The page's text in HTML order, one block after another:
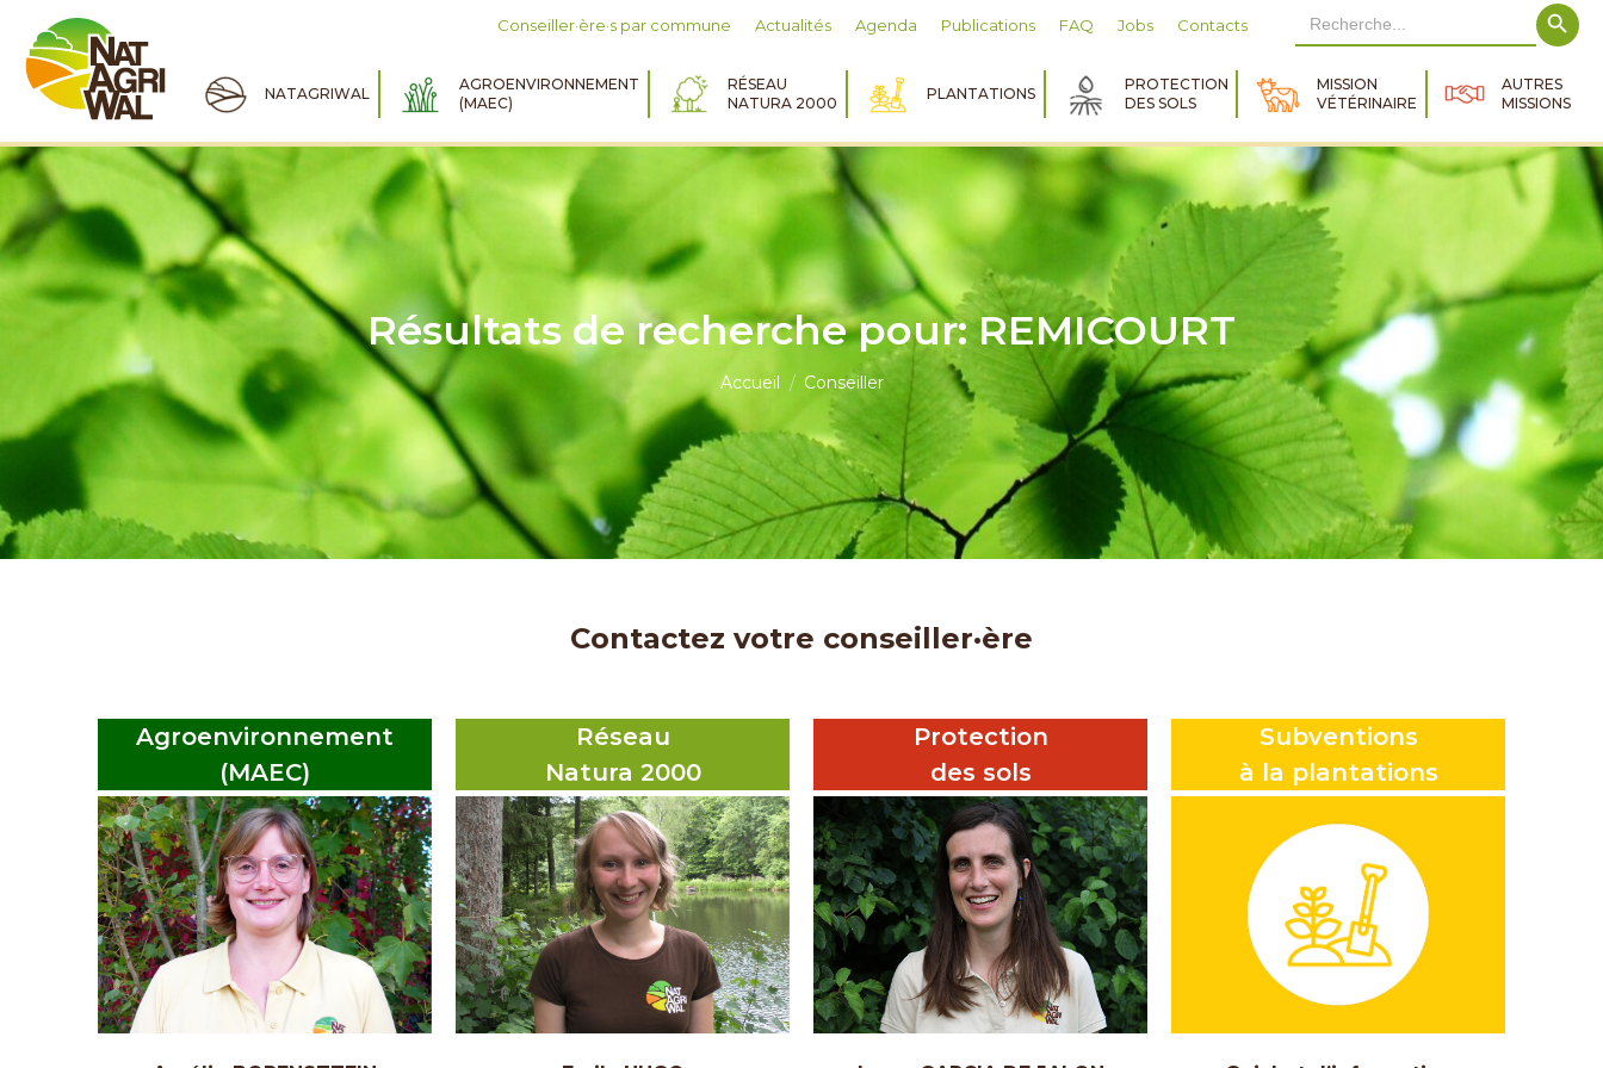
Conseiller·ère·s par commune Actualités Agenda Publications FAQ Jobs Contacts
for:
NATAGRIWAL
AGROENVIRONNEMENT
(MAEC)
RÉSEAU
NATURA 2000
PLANTATIONS
PROTECTION
DES SOLS
MISSION
VÉTÉRINAIRE
AUTRES
MISSIONS
Résultats de recherche pour:REMICOURT
Vous êtes ici :
Accueil Conseiller
Contactez votre conseiller·ère
Agroenvironnement
(MAEC)
Réseau
Natura 2000
Protection
des sols
Subventions
à la plantations